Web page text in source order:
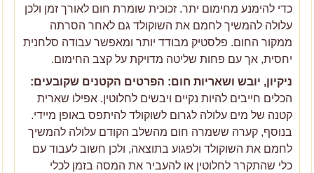
כדי להימנע מחימום יתר. זכוכית שומרת חום לאורך זמן ולכן
עלולה להמשיך לחמם את השוקולד גם לאחר הסרתה
ממקור החום. פלסטיק מבודד יותר ומאפשר עבודה סלחנית
יחסית, אך עם פחות שליטה מדויקת על קצב החימום.
ניקיון, יובש ושאריות חום: הפרטים הקטנים שקובעים:
הכלים חייבים להיות נקיים ויבשים לחלוטין. אפילו שארית
קטנה של מים עלולה לגרום לשוקולד להיתפס באופן מיידי.
בנוסף, קערה ששמרה חום מהשלב הקודם עלולה להמשיך
לחמם את השוקולד ולפגוע בתוצאה, ולכן חשוב לעבוד עם
כלי שהתקרר לחלוטין או להעביר את המסה בזמן לכלי